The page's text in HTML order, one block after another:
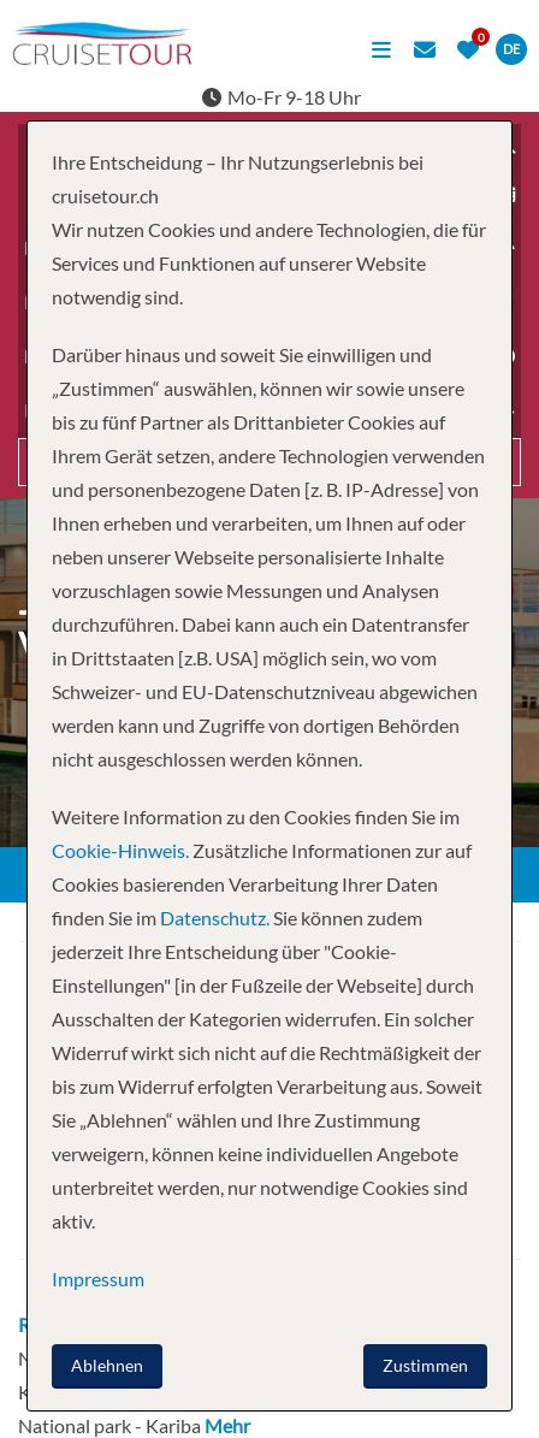
DE
Mo-Fr 9-18 Uhr
Erwachsene
Kinder
Dauer
Reiseart
Suchen
JOHANNESBURG TO
VICTORIA FALLS –
Ihre Kreuzfahrt
8 NächteZimbabwean Dream
Abfahrt
Route
National Park - Impalila Island - Kasane -
Kariba - Gache - Kariba - Matusadona
National park - Kariba Mehr
Ihre Entscheidung – Ihr Nutzungserlebnis bei
cruisetour.ch
Wir nutzen Cookies und andere Technologien, die für
Services und Funktionen auf unserer Website
notwendig sind.
Darüber hinaus und soweit Sie einwilligen und
„Zustimmen“ auswählen, können wir sowie unsere
bis zu fünf Partner als Drittanbieter Cookies auf
Ihrem Gerät setzen, andere Technologien verwenden
und personenbezogene Daten [z. B. IP-Adresse] von
Ihnen erheben und verarbeiten, um Ihnen auf oder
neben unserer Webseite personalisierte Inhalte
vorzuschlagen sowie Messungen und Analysen
durchzuführen. Dabei kann auch ein Datentransfer
in Drittstaaten [z.B. USA] möglich sein, wo vom
Schweizer- und EU-Datenschutzniveau abgewichen
werden kann und Zugriffe von dortigen Behörden
nicht ausgeschlossen werden können.
Weitere Information zu den Cookies finden Sie im
Cookie-Hinweis. Zusätzliche Informationen zur auf
Cookies basierenden Verarbeitung Ihrer Daten
finden Sie im Datenschutz.Sie können zudem
jederzeit Ihre Entscheidung über "Cookie-
Einstellungen" [in der Fußzeile der Webseite] durch
Ausschalten der Kategorien widerrufen. Ein solcher
Widerruf wirkt sich nicht auf die Rechtmäßigkeit der
bis zum Widerruf erfolgten Verarbeitung aus. Soweit
Sie „Ablehnen“ wählen und Ihre Zustimmung
verweigern, können keine individuellen Angebote
unterbreitet werden, nur notwendige Cookies sind
aktiv.
Impressum
Zustimmen
Ablehnen